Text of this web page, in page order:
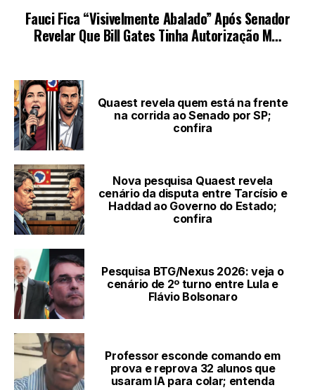
Quaest revela quem está na frente
na corrida ao Senado por SP;
confira
Nova pesquisa Quaest revela
cenário da disputa entre Tarcísio e
Haddad ao Governo do Estado;
confira
Pesquisa BTG/Nexus 2026: veja o
cenário de 2º turno entre Lula e
Flávio Bolsonaro
Professor esconde comando em
prova e reprova 32 alunos que
usaram IA para colar; entenda